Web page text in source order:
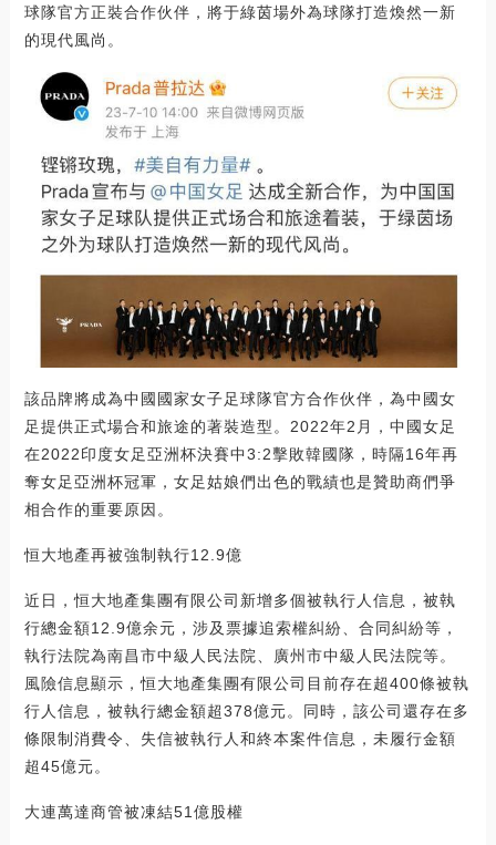
球隊官方正裝合作伙伴，將于綠茵場外為球隊打造煥然一新
的現代風尚。
該品牌將成為中國國家女子足球隊官方合作伙伴，為中國女
足提供正式場合和旅途的著裝造型。2022年2月，中國女足
在2022印度女足亞洲杯決賽中3:2擊敗韓國隊，時隔16年再
奪女足亞洲杯冠軍，女足姑娘們出色的戰績也是贊助商們爭
相合作的重要原因。
恒大地產再被強制執行12.9億
近日，恒大地產集團有限公司新增多個被執行人信息，被執
行總金額12.9億余元，涉及票據追索權糾紛、合同糾紛等，
執行法院為南昌市中級人民法院、廣州市中級人民法院等。
風險信息顯示，恒大地產集團有限公司目前存在超400條被執
行人信息，被執行總金額超378億元。同時，該公司還存在多
條限制消費令、失信被執行人和終本案件信息，未履行金額
超45億元。
大連萬達商管被凍結51億股權